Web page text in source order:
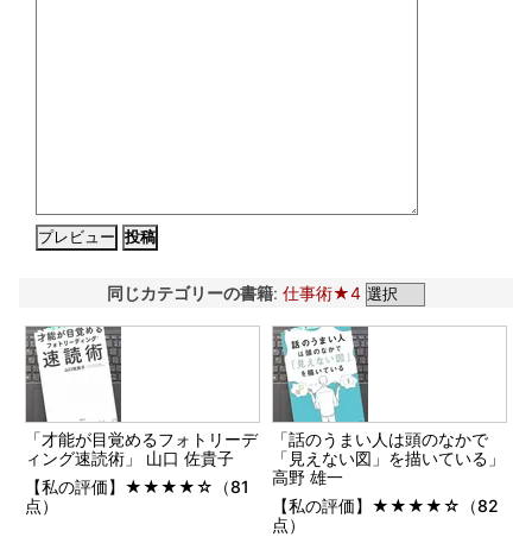
同じカテゴリーの書籍: 仕事術★4
「才能が目覚めるフォトリーデ
ィング速読術」 山口 佐貴子
【私の評価】★★★★☆（81
点）
「話のうまい人は頭のなかで
「見えない図」を描いている」
高野 雄一
【私の評価】★★★★☆（82
点）